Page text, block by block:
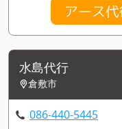
アース
水島代行
倉敷市
086-440-5445